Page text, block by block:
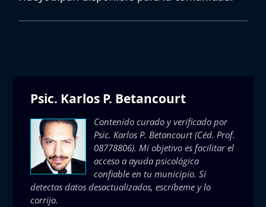
Psic. Karlos P. Betancourt
Contenido curado y verificado por
Psic. Karlos P. Betancourt(Céd. Prof.
08778806). Mi objetivo es facilitar el
acceso a ayuda psicológica
confiable en tu municipio. Si
detectas datos desactualizados, escríbeme y lo
corrijo.